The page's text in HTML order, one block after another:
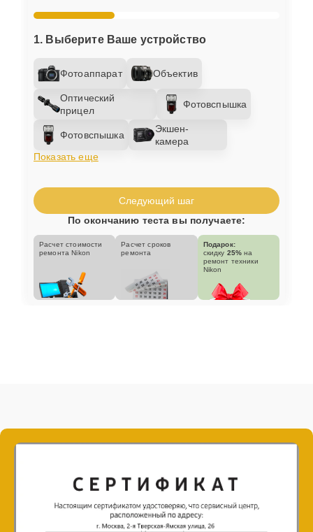
1. Выберите Ваше устройство
Фотоаппарат Объектив
Оптический
прицел
Фотовспышка
Фотовспышка
Экшен-
камера
Показать еще
Следующий шаг
По окончанию теста вы получаете:
Расчет стоимости
ремонта Nikon
Расчет сроков
ремонта
Подарок:
скидку 25% на
ремонт техники
Nikon